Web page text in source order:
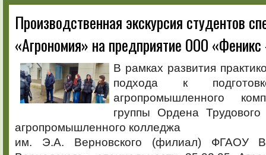
Производственная экскурсия студентов
«Агрономия» на предприятие ООО
В рамках развития
подхода к
агропромышленного
группы Ордена
агропромышленного колледжа
им. Э.А. Верновского (филиал)